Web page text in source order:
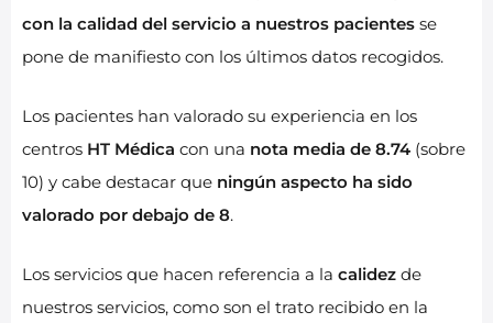
con la calidad del servicio a nuestros pacientes se
pone de manifiesto con los últimos datos recogidos.
Los pacientes han valorado su experiencia en los
centros HT Médica con una nota media de 8.74 (sobre
10) y cabe destacar que ningún aspecto ha sido
valorado por debajo de 8.
Los servicios que hacen referencia a la calidez de
nuestros servicios, como son el trato recibido en la